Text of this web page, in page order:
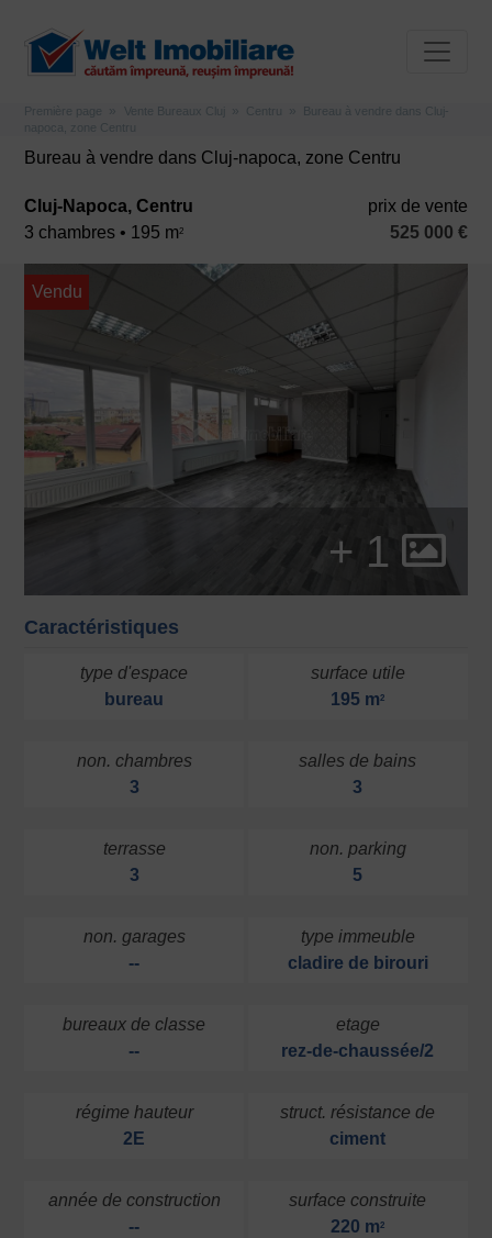
Première page Vente Bureaux Cluj Centru
Bureau à vendre dans Cluj-
napoca, zone Centru
Bureau à vendre dans Cluj-napoca, zone Centru
Cluj-Napoca, Centru
3 chambres • 195 m2
prix ​​de vente
525 000 €
+ 1
Vendu
Caractéristiques
type d'espace
bureau
surface utile
195 m2
non. chambres
3
salles de bains
3
terrasse
3
non. parking
5
non. garages
--
type immeuble
cladire de birouri
bureaux de classe
--
etage
rez-de-chaussée/2
régime hauteur
2E
struct. résistance de
ciment
année de construction
--
surface construite
220 m2